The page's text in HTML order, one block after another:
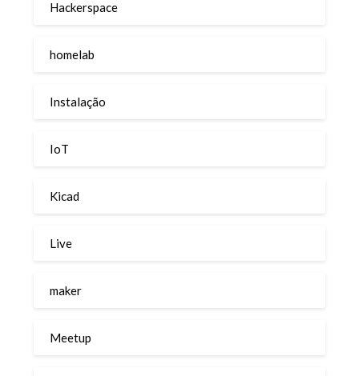
Hackerspace
homelab
Instalação
IoT
Kicad
Live
maker
Meetup